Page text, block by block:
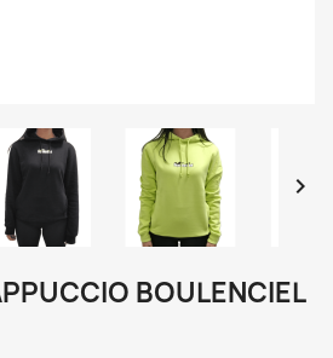

BOULENCIEL